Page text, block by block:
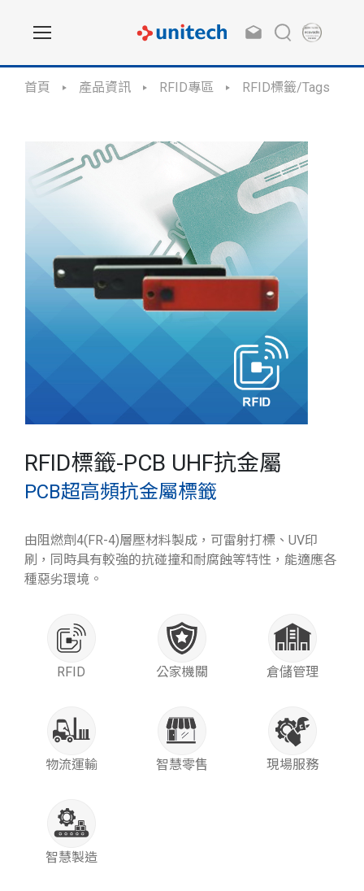
首頁 產品資訊 RFID專區 RFID標籤/Tags
RFID標籤-PCB UHF抗金屬
PCB超高頻抗金屬標籤
由阻燃劑4(FR-4)層壓材料製成，可雷射打標、UV印
刷，同時具有較強的抗碰撞和耐腐蝕等特性，能適應各
種惡劣環境。
RFID 公家機關 倉儲管理
物流運輸 智慧零售 現場服務
智慧製造